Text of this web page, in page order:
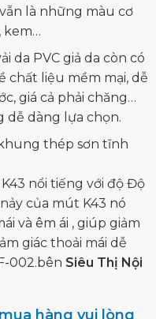
là những màu cơ
kem…
da PVC giả da còn có
chất liệu mềm mại, dễ
giá cả phải chăng…
dàng lựa chọn.
thép sơn tĩnh
nổi tiếng với độ Độ
của mút K43 nó
và êm ái , giúp giảm
giác thoải mái dễ
002.bên Siêu Thị Nội
hàng vui lòng